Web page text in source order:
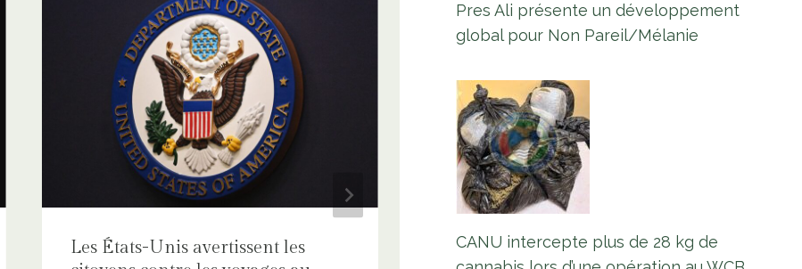
Les États-Unis avertissent les
L’abattoir Onverwagt sera terminé
Pres Ali présente un développement
global pour Non Pareil/Mélanie
CANU intercepte plus de 28 kg de